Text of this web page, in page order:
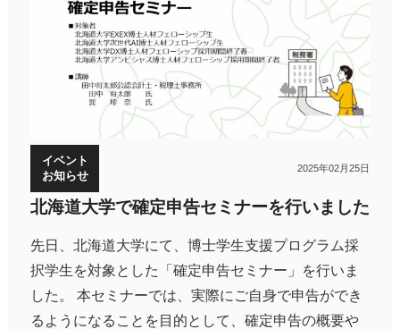
イベント
お知らせ
2025年02月25日
北海道大学で確定申告セミナーを行いました
先日、北海道大学にて、博士学生支援プログラム採
択学生を対象とした「確定申告セミナー」を行いま
した。 本セミナーでは、実際にご自身で申告ができ
るようになることを目的として、確定申告の概要や